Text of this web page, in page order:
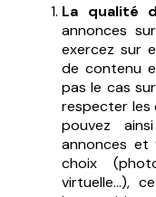
La qualité
annonces
exercez sur
de contenu
pas le cas
respecter les
pouvez
annonces
choix
virtuelle…),